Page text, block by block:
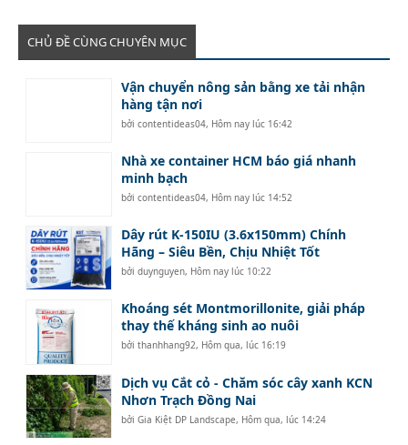
CHỦ ĐỀ CÙNG CHUYÊN MỤC
Vận chuyển nông sản bằng xe tải nhận
hàng tận nơi
bởicontentideas04, Hôm nay lúc 16:42
Nhà xe container HCM báo giá nhanh
minh bạch
bởicontentideas04, Hôm nay lúc 14:52
Dây rút K-150IU (3.6x150mm) Chính
Hãng – Siêu Bền, Chịu Nhiệt Tốt
bởiduynguyen, Hôm nay lúc 10:22
Khoáng sét Montmorillonite, giải pháp
thay thế kháng sinh ao nuôi
bởithanhhang92, Hôm qua, lúc 16:19
Dịch vụ Cắt cỏ - Chăm sóc cây xanh KCN
Nhơn Trạch Đồng Nai
bởiGia Kiệt DP Landscape, Hôm qua, lúc 14:24